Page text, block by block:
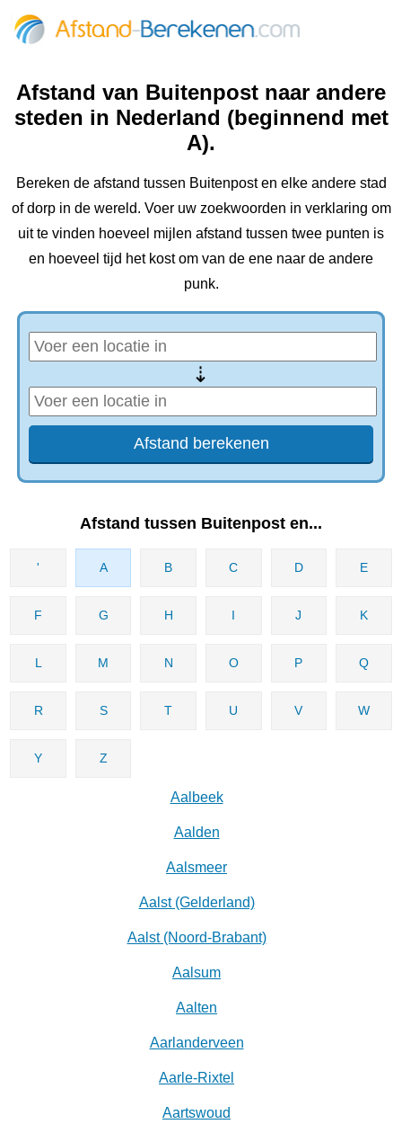
Afstand van Buitenpost naar andere
steden in Nederland (beginnend met
A).
Bereken de afstand tussen Buitenpost en elke andere stad
of dorp in de wereld. Voer uw zoekwoorden in verklaring om
uit te vinden hoeveel mijlen afstand tussen twee punten is
en hoeveel tijd het kost om van de ene naar de andere
punk.
⇢
Afstand tussen Buitenpost en...
' A B C D E
F G H I J K
L M N O P Q
R S T U V W
Y Z
Aalbeek
Aalden
Aalsmeer
Aalst (Gelderland)
Aalst (Noord-Brabant)
Aalsum
Aalten
Aarlanderveen
Aarle-Rixtel
Aartswoud